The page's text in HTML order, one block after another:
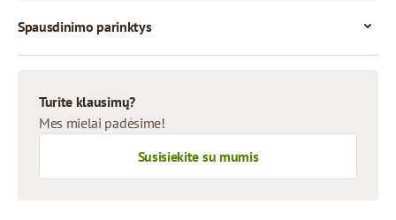
Spausdinimo parinktys
Turite klausimų?
Mes mielai padėsime!
Susisiekite su mumis